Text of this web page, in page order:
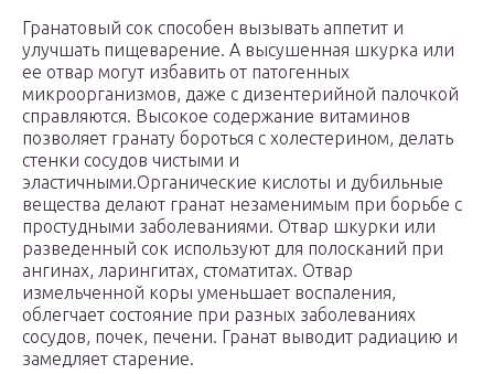
Гранатовый сок способен вызывать аппетит и
улучшать пищеварение. А высушенная шкурка или
ее отвар могут избавить от патогенных
микроорганизмов, даже с дизентерийной палочкой
справляются. Высокое содержание витаминов
позволяет гранату бороться с холестерином, делать
стенки сосудов чистыми и
эластичными.Органические кислоты и дубильные
вещества делают гранат незаменимым при борьбе с
простудными заболеваниями. Отвар шкурки или
разведенный сок используют для полосканий при
ангинах, ларингитах, стоматитах. Отвар
измельченной коры уменьшает воспаления,
облегчает состояние при разных заболеваниях
сосудов, почек, печени. Гранат выводит радиацию и
замедляет старение.